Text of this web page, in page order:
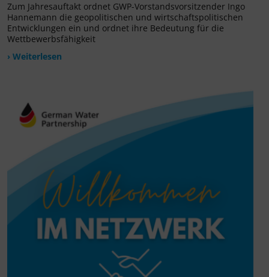
Zum Jahresauftakt ordnet GWP-Vorstandsvorsitzender Ingo
Hannemann die geopolitischen und wirtschaftspolitischen
Entwicklungen ein und ordnet ihre Bedeutung für die
Wettbewerbsfähigkeit
› Weiterlesen